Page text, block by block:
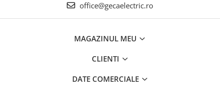
office@gecaelectric.ro
MAGAZINUL MEU
CLIENTI
DATE COMERCIALE